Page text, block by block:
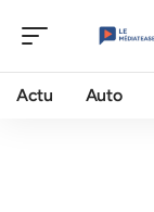
Actu Auto